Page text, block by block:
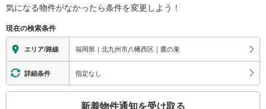
気になる物件がなかったら条件を変更しよう！
現在の検索条件
エリア/路線 福岡県｜北九州市八幡西区｜鷹の巣
詳細条件 指定なし
新着物件通知を受け取る